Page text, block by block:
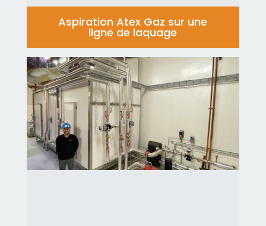
Aspiration Atex Gaz sur une
ligne de laquage